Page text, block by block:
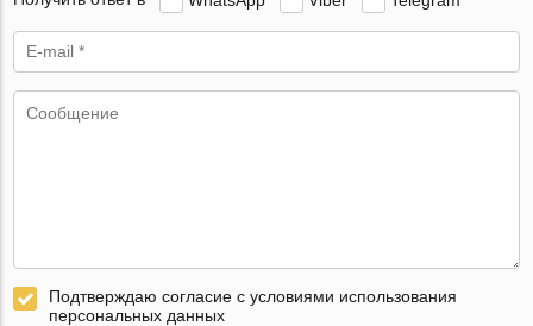
Подтверждаю согласие с условиями использования
персональных данных